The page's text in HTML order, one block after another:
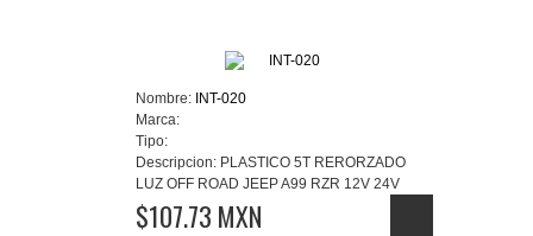
Nombre: INT-020
Marca:
Tipo:
Descripcion: PLASTICO 5T RERORZADO
LUZ OFF ROAD JEEP A99 RZR 12V 24V
$107.73 MXN